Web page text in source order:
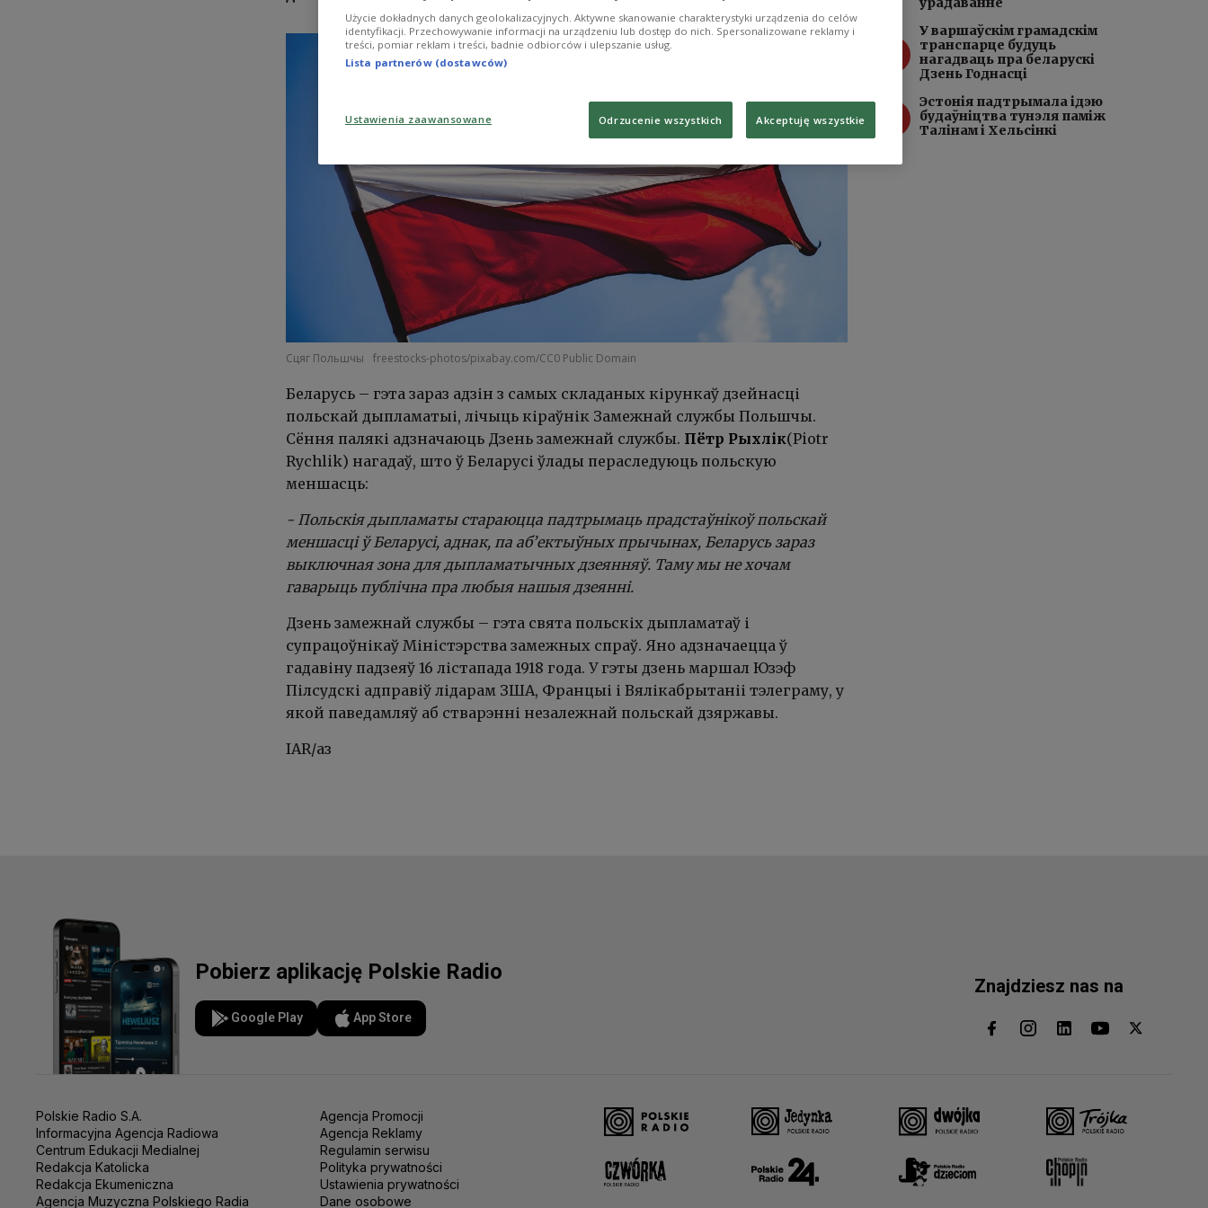
Сцяг Польшчы freestocks-photos/pixabay.com/CC0 Public Domain
Беларусь – гэта зараз адзін з самых складаных кірункаў дзейнасці
польскай дыпламатыі, лічыць кіраўнік Замежнай службы Польшчы.
Сёння палякі адзначаюць Дзень замежнай службы. Пётр Рыхлік(Piotr
Rychlik) нагадаў, што ў Беларусі ўлады пераследуюць польскую
меншасць:
- Польскія дыпламаты стараюцца падтрымаць прадстаўнікоў польскай
меншасці ў Беларусі, аднак, па аб’ектыўных прычынах, Беларусь зараз
выключная зона для дыпламатычных дзеянняў. Таму мы не хочам
гаварыць публічна пра любыя нашыя дзеянні.
Дзень замежнай службы – гэта свята польскіх дыпламатаў і
супрацоўнікаў Міністэрства замежных спраў. Яно адзначаецца ў
гадавіну падзеяў 16 лістапада 1918 года. У гэты дзень маршал Юзэф
Пілсудскі адправіў лідарам ЗША, Францыі і Вялікабрытаніі тэлеграму, у
якой паведамляў аб стварэнні незалежнай польскай дзяржавы.
IAR/аз
У варшаўскім грамадскім
транспарце будуць
нагадваць пра беларускі
Дзень Годнасці
Эстонія падтрымала ідэю
будаўніцтва тунэля паміж
Талінам і Хельсінкі
Pobierz aplikację Polskie Radio
Google Play App Store
Znajdziesz nas na
Polskie Radio S.A.
Informacyjna Agencja Radiowa
Centrum Edukacji Medialnej
Redakcja Katolicka
Redakcja Ekumeniczna
Agencja Muzyczna Polskiego Radia
Agencja Promocji
Agencja Reklamy
Regulamin serwisu
Polityka prywatności
Ustawienia prywatności
Dane osobowe
Użycie dokładnych danych geolokalizacyjnych. Aktywne skanowanie charakterystyki urządzenia do celów
identyfikacji. Przechowywanie informacji na urządzeniu lub dostęp do nich. Spersonalizowane reklamy i
treści, pomiar reklam i treści, badnie odbiorców i ulepszanie usług.
Lista partnerów (dostawców)
Ustawienia zaawansowane Odrzucenie wszystkich Akceptuję wszystkie